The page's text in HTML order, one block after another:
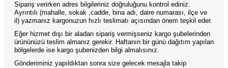
Sipariş verirken adres bilgileriniz doğruluğunu kontrol ediniz.
Ayrıntılı (mahalle, sokak ,cadde, bina adı, daire numarası, ilçe ve
il) yazmanız kargonuzun hızlı teslimatı açısından önem teşkil eder.
Eğer hizmet dışı bir aladan sipariş vermişseniz kargo şubelerinden
ürününüzü teslim almanız gerekir. Haftanın bir günü dağıtım yapılan
bölgelerde ise kargo şubenizden bilgi almalısınız.
Gönderiminiz yapıldıktan sonra size gelecek mesajla takip